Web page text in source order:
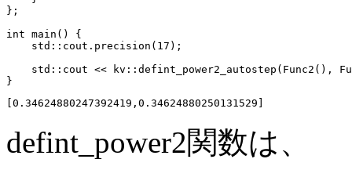
};
int main() {
    std::cout.precision(17);
std::cout << kv::defint_power2_autostep(Func2(),
defint_power2関数は、